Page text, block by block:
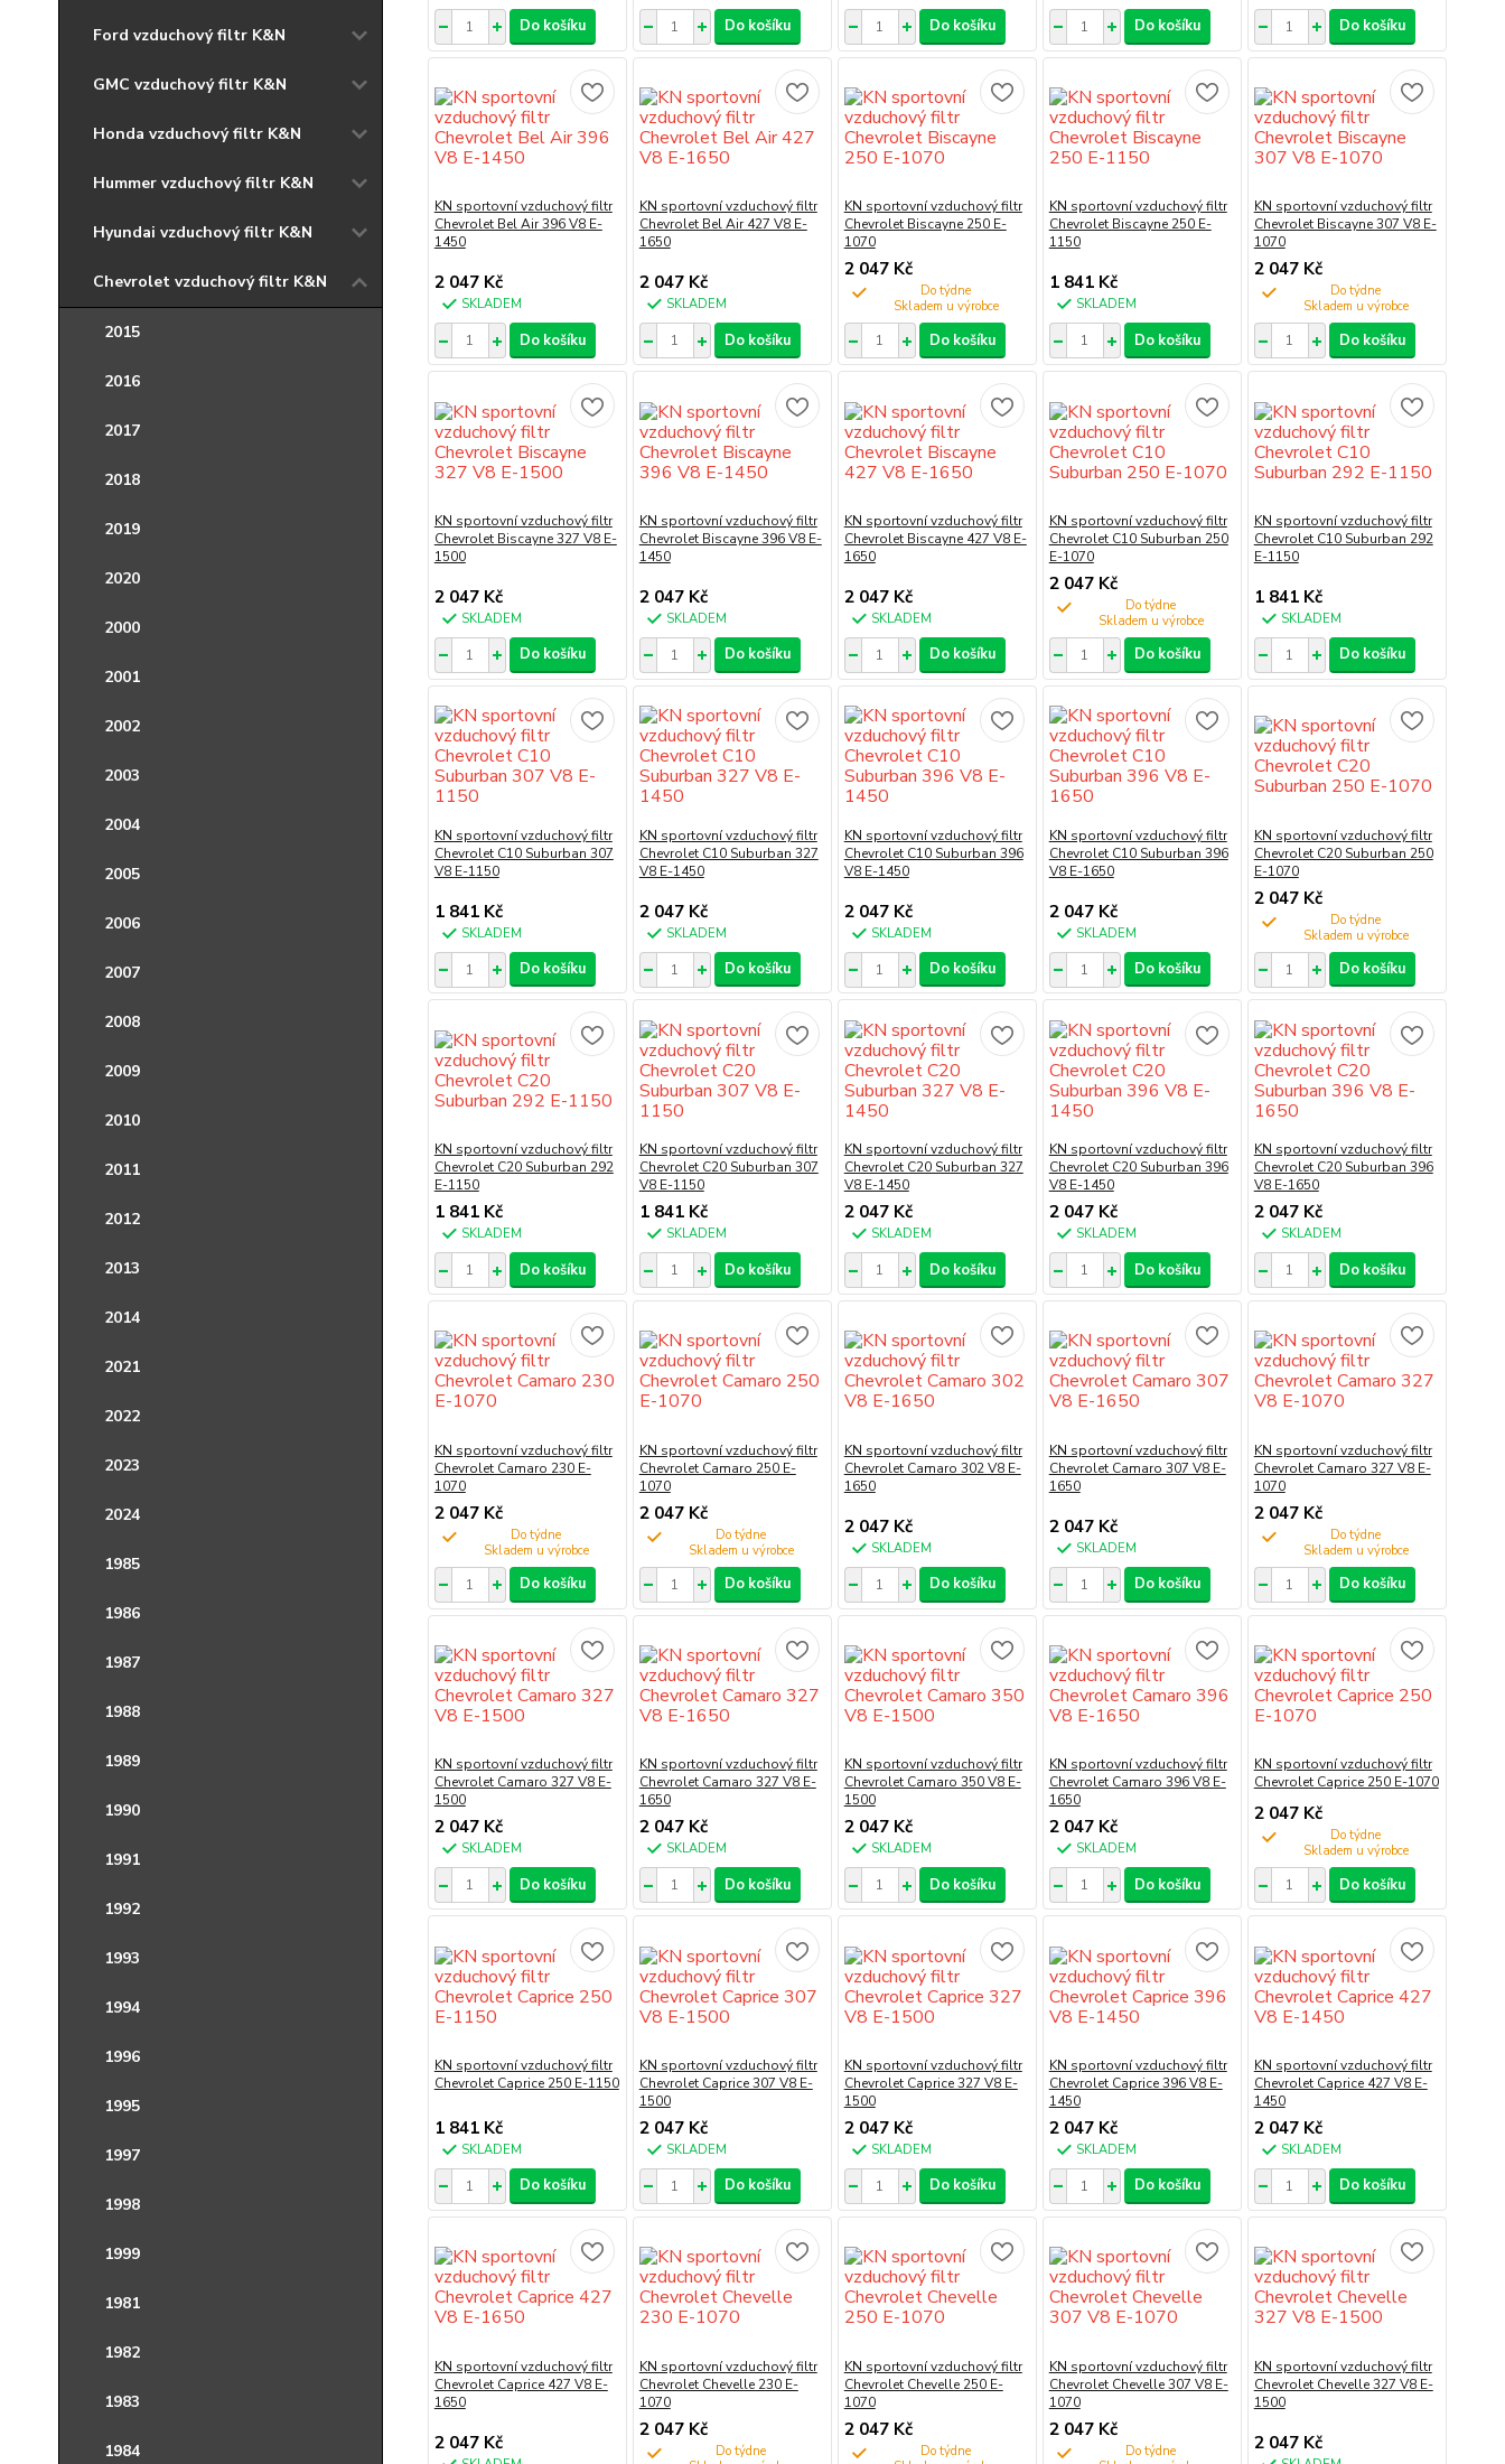
Ford vzduchový filtr K&N
GMC vzduchový filtr K&N
Honda vzduchový filtr K&N
Hummer vzduchový filtr K&N
Hyundai vzduchový filtr K&N
Chevrolet vzduchový filtr K&N
2015
2016
2017
2018
2019
2020
2000
2001
2002
2003
2004
2005
2006
2007
2008
2009
2010
2011
2012
2013
2014
2021
2022
2023
2024
1985
1986
1987
1988
1989
1990
1991
1992
1993
1994
1996
1995
1997
1998
1999
1981
1982
1983
1984
Do košíku Do košíku Do košíku Do košíku Do košíku
KN sportovní vzduchový filtr
Chevrolet Bel Air 396 V8 E-
1450
2 047 Kč
SKLADEM
Do košíku
KN sportovní vzduchový filtr
Chevrolet Bel Air 427 V8 E-
1650
2 047 Kč
SKLADEM
Do košíku
KN sportovní vzduchový filtr
Chevrolet Biscayne 250 E-
1070
2 047 Kč
Do týdne
Do košíku
KN sportovní vzduchový filtr
Chevrolet Biscayne 250 E-
1150
1 841 Kč
SKLADEM
Do košíku
KN sportovní vzduchový filtr
Chevrolet Biscayne 307 V8 E-
1070
2 047 Kč
Do týdne
Do košíku
KN sportovní vzduchový filtr
Chevrolet Biscayne 327 V8 E-
1500
2 047 Kč
SKLADEM
Do košíku
KN sportovní vzduchový filtr
Chevrolet Biscayne 396 V8 E-
1450
2 047 Kč
SKLADEM
Do košíku
KN sportovní vzduchový filtr
Chevrolet Biscayne 427 V8 E-
1650
2 047 Kč
SKLADEM
Do košíku
KN sportovní vzduchový filtr
Chevrolet C10 Suburban 250
E-1070
2 047 Kč
Do týdne
Do košíku
KN sportovní vzduchový filtr
Chevrolet C10 Suburban 292
E-1150
1 841 Kč
SKLADEM
Do košíku
KN sportovní vzduchový filtr
Chevrolet C10 Suburban 307
V8 E-1150
1 841 Kč
SKLADEM
Do košíku
KN sportovní vzduchový filtr
Chevrolet C10 Suburban 327
V8 E-1450
2 047 Kč
SKLADEM
Do košíku
KN sportovní vzduchový filtr
Chevrolet C10 Suburban 396
V8 E-1450
2 047 Kč
SKLADEM
Do košíku
KN sportovní vzduchový filtr
Chevrolet C10 Suburban 396
V8 E-1650
2 047 Kč
SKLADEM
Do košíku
KN sportovní vzduchový filtr
Chevrolet C20 Suburban 250
E-1070
2 047 Kč
Do týdne
Do košíku
KN sportovní vzduchový filtr
Chevrolet C20 Suburban 292
E-1150
1 841 Kč
SKLADEM
Do košíku
KN sportovní vzduchový filtr
Chevrolet C20 Suburban 307
V8 E-1150
1 841 Kč
SKLADEM
Do košíku
KN sportovní vzduchový filtr
Chevrolet C20 Suburban 327
V8 E-1450
2 047 Kč
SKLADEM
Do košíku
KN sportovní vzduchový filtr
Chevrolet C20 Suburban 396
V8 E-1450
2 047 Kč
SKLADEM
Do košíku
KN sportovní vzduchový filtr
Chevrolet C20 Suburban 396
V8 E-1650
2 047 Kč
SKLADEM
Do košíku
KN sportovní vzduchový filtr
Chevrolet Camaro 230 E-
1070
2 047 Kč
Do týdne
Do košíku
KN sportovní vzduchový filtr
Chevrolet Camaro 250 E-
1070
2 047 Kč
Do týdne
Do košíku
KN sportovní vzduchový filtr
Chevrolet Camaro 302 V8 E-
1650
2 047 Kč
SKLADEM
Do košíku
KN sportovní vzduchový filtr
Chevrolet Camaro 307 V8 E-
1650
2 047 Kč
SKLADEM
Do košíku
KN sportovní vzduchový filtr
Chevrolet Camaro 327 V8 E-
1070
2 047 Kč
Do týdne
Do košíku
KN sportovní vzduchový filtr
Chevrolet Camaro 327 V8 E-
1500
2 047 Kč
SKLADEM
Do košíku
KN sportovní vzduchový filtr
Chevrolet Camaro 327 V8 E-
1650
2 047 Kč
SKLADEM
Do košíku
KN sportovní vzduchový filtr
Chevrolet Camaro 350 V8 E-
1500
2 047 Kč
SKLADEM
Do košíku
KN sportovní vzduchový filtr
Chevrolet Camaro 396 V8 E-
1650
2 047 Kč
SKLADEM
Do košíku
KN sportovní vzduchový filtr
Chevrolet Caprice 250 E-1070
2 047 Kč
Do týdne
Do košíku
KN sportovní vzduchový filtr
Chevrolet Caprice 250 E-1150
1 841 Kč
SKLADEM
Do košíku
KN sportovní vzduchový filtr
Chevrolet Caprice 307 V8 E-
1500
2 047 Kč
SKLADEM
Do košíku
KN sportovní vzduchový filtr
Chevrolet Caprice 327 V8 E-
1500
2 047 Kč
SKLADEM
Do košíku
KN sportovní vzduchový filtr
Chevrolet Caprice 396 V8 E-
1450
2 047 Kč
SKLADEM
Do košíku
KN sportovní vzduchový filtr
Chevrolet Caprice 427 V8 E-
1450
2 047 Kč
SKLADEM
Do košíku
KN sportovní vzduchový filtr
Chevrolet Caprice 427 V8 E-
1650
2 047 Kč
KN sportovní vzduchový filtr
Chevrolet Chevelle 230 E-
1070
2 047 Kč
Do týdne
KN sportovní vzduchový filtr
Chevrolet Chevelle 250 E-
1070
2 047 Kč
Do týdne
KN sportovní vzduchový filtr
Chevrolet Chevelle 307 V8 E-
1070
2 047 Kč
Do týdne
KN sportovní vzduchový filtr
Chevrolet Chevelle 327 V8 E-
1500
2 047 Kč